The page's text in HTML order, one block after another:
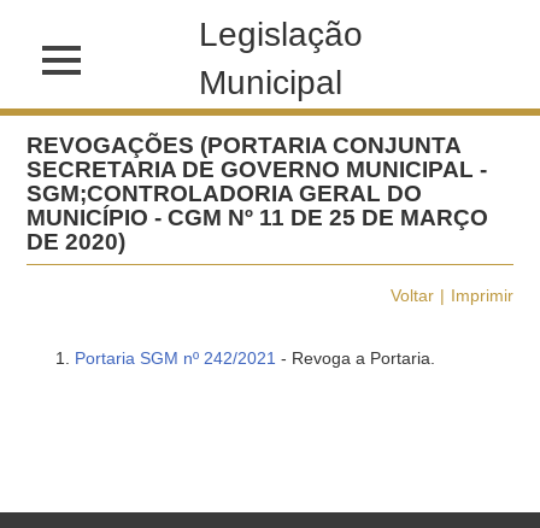
Legislação
Municipal
REVOGAÇÕES (PORTARIA CONJUNTA
SECRETARIA DE GOVERNO MUNICIPAL -
SGM;CONTROLADORIA GERAL DO
MUNICÍPIO - CGM Nº 11 DE 25 DE MARÇO
DE 2020)
Voltar Imprimir
Portaria SGM nº 242/2021 - Revoga a Portaria.